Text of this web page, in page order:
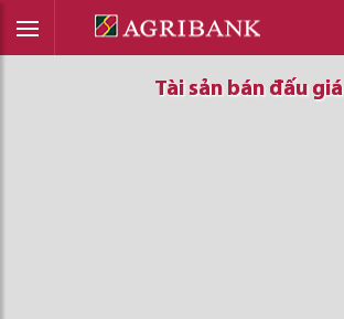
Tài sản bán đấu giá
Tài sản bán đấu giá
Tài sản bán đấu giá